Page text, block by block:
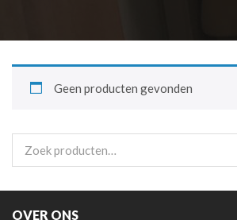
Geen producten gevonden
OVER ONS